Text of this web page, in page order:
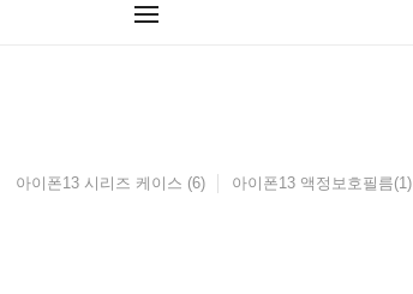
아이폰13 시리즈 케이스 (6) 아이폰13 액정보호필름(1)